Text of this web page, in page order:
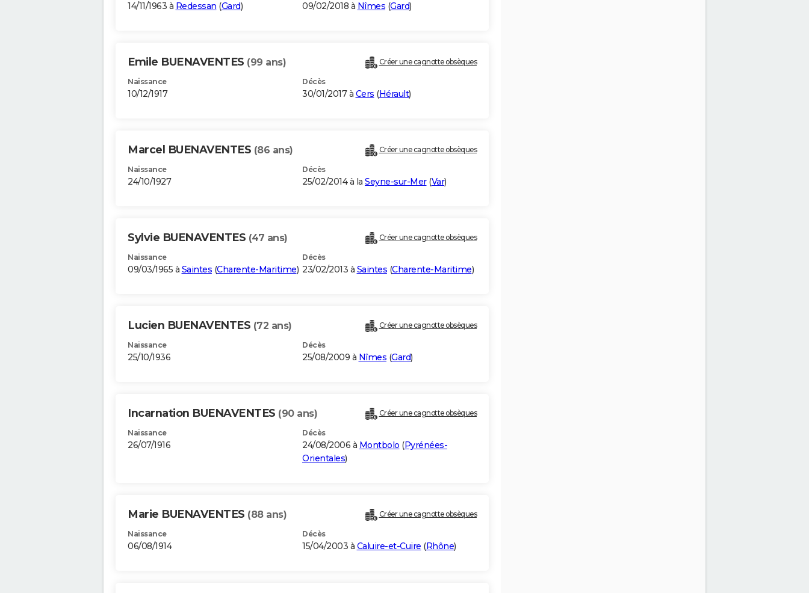
14/11/1963 à Redessan (Gard) 09/02/2018 à Nîmes (Gard)
Emile BUENAVENTES (99 ans) Créer une cagnotte obsèques
Naissance
10/12/1917
Décès
30/01/2017 à Cers (Hérault)
Marcel BUENAVENTES (86 ans) Créer une cagnotte obsèques
Naissance
24/10/1927
Décès
25/02/2014 à la Seyne-sur-Mer(Var)
Sylvie BUENAVENTES (47 ans) Créer une cagnotte obsèques
Naissance
09/03/1965 à Saintes (Charente-Maritime)
Décès
23/02/2013 à Saintes (Charente-Maritime)
Lucien BUENAVENTES (72 ans) Créer une cagnotte obsèques
Naissance
25/10/1936
Décès
25/08/2009 à Nîmes (Gard)
Incarnation BUENAVENTES (90 ans) Créer une cagnotte obsèques
Naissance
26/07/1916
Décès
24/08/2006 à Montbolo (Pyrénées-
Orientales)
Marie BUENAVENTES (88 ans) Créer une cagnotte obsèques
Naissance
06/08/1914
Décès
15/04/2003 à Caluire-et-Cuire (Rhône)